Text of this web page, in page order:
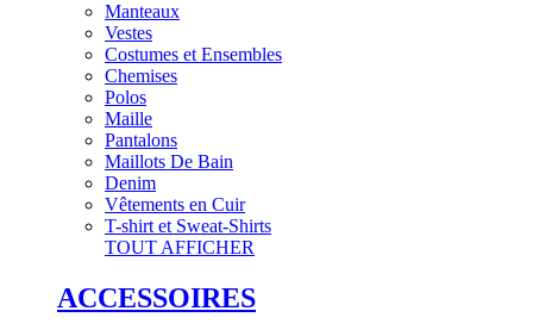
Manteaux
Vestes
Costumes et Ensembles
Chemises
Polos
Maille
Pantalons
Maillots De Bain
Denim
Vêtements en Cuir
T-shirt et Sweat-Shirts
TOUT AFFICHER
ACCESSOIRES